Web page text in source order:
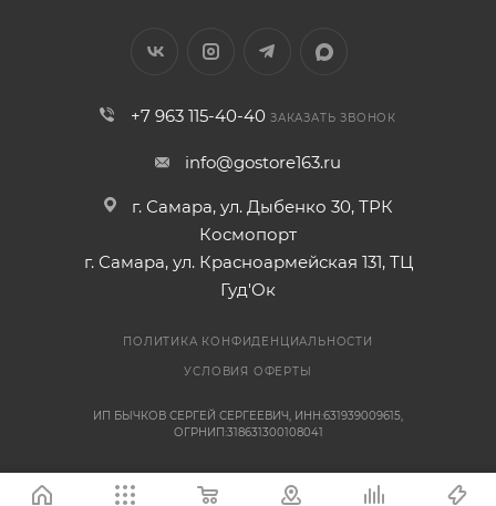
+7 963 115-40-40 ЗАКАЗАТЬ ЗВОНОК
info@gostore163.ru
г. Самара, ул. Дыбенко 30, ТРК
Космопорт
г. Самара, ул. Красноармейская 131, ТЦ
Гуд'Ок
ПОЛИТИКА КОНФИДЕНЦИАЛЬНОСТИ
УСЛОВИЯ ОФЕРТЫ
ИП БЫЧКОВ СЕРГЕЙ СЕРГЕЕВИЧ, ИНН:631939009615,
ОГРНИП:318631300108041